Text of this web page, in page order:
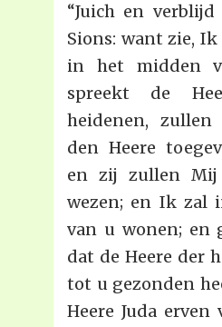
“Juich en
Sions: want zie,
in het midden
spreekt de
heidenen,
den Heere
en zij zullen
wezen; en Ik zal
van u wonen; en
dat de Heere der
tot u gezonden
Heere Juda erven